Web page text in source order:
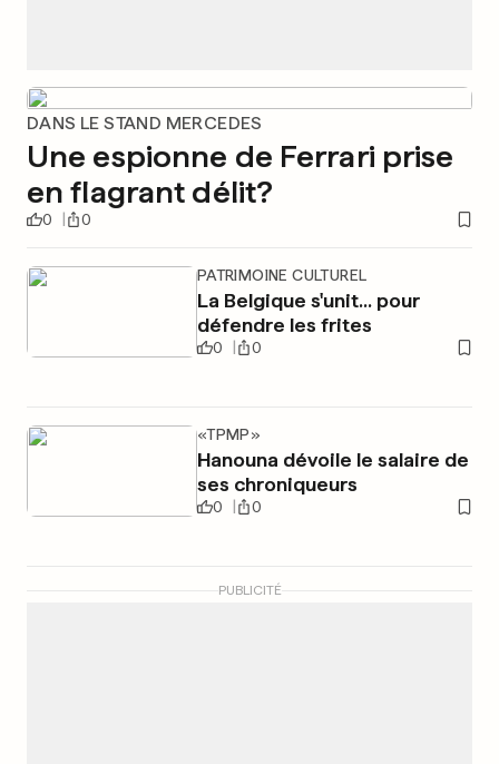
DANS LE STAND MERCEDES
Une espionne de Ferrari prise
en flagrant délit?
0 0
PATRIMOINE CULTUREL
La Belgique s'unit... pour
défendre les frites
0 0
«TPMP»
Hanouna dévoile le salaire de
ses chroniqueurs
0 0
PUBLICITÉ